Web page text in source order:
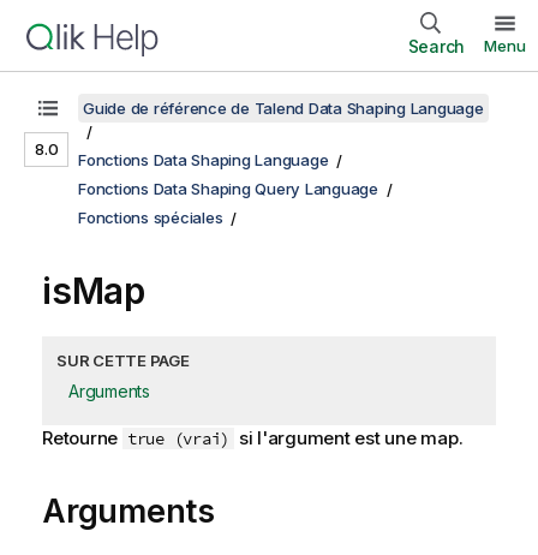
Search Menu
8.0
Guide de référence de Talend Data Shaping Language
Fonctions Data Shaping Language
Fonctions Data Shaping Query Language
Fonctions spéciales
isMap
SUR CETTE PAGE
Arguments
Retourne true (vrai) si l'argument est une map.
Arguments